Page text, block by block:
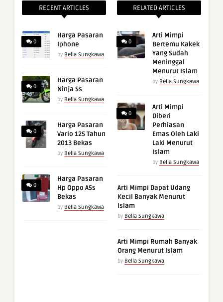
RECENT ARTICLES
0
Harga Pasaran
Iphone
by Bella Sungkawa
0
Harga Pasaran
Ninja Ss
by Bella Sungkawa
0
Harga Pasaran
Vario 125 Tahun
2013 Bekas
by Bella Sungkawa
0
Harga Pasaran
Hp Oppo A5s
Bekas
by Bella Sungkawa
RELATED ARTICLES
0
Arti Mimpi
Bertemu Kakek
Yang Sudah
Meninggal
Menurut Islam
by Bella Sungkawa
0
Arti Mimpi
Diberi
Perhiasan
Emas Oleh Laki
Laki Menurut
Islam
by Bella Sungkawa
Arti Mimpi Dapat Udang
Kecil Banyak Menurut
Islam
by Bella Sungkawa
Arti Mimpi Rumah Banyak
Orang Menurut Islam
by Bella Sungkawa